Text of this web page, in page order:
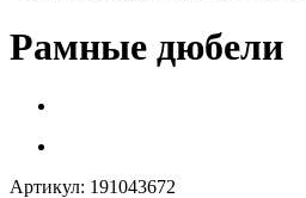
Рамные дюбели
Артикул: 191043672